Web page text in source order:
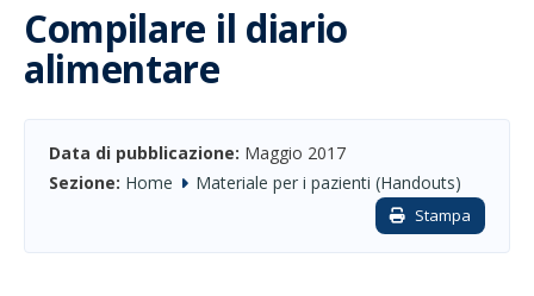
Compilare il diario
alimentare
Data di pubblicazione: Maggio 2017
Sezione: Home Materiale per i pazienti (Handouts)
Stampa